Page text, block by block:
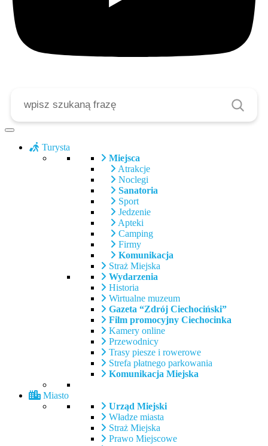
Turysta
Miejsca
Atrakcje
Noclegi
Sanatoria
Sport
Jedzenie
Apteki
Camping
Firmy
Komunikacja
Straż Miejska
Wydarzenia
Historia
Wirtualne muzeum
Gazeta “Zdrój Ciechociński”
Film promocyjny Ciechocinka
Kamery online
Przewodnicy
Trasy piesze i rowerowe
Strefa płatnego parkowania
Komunikacja Miejska
Miasto
Urząd Miejski
Władze miasta
Straż Miejska
Prawo Miejscowe